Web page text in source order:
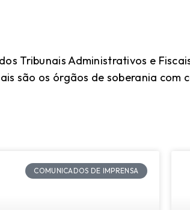
Tribunais Administrativos e
são os órgãos de soberania
COMUNICADOS DE IMPRENSA